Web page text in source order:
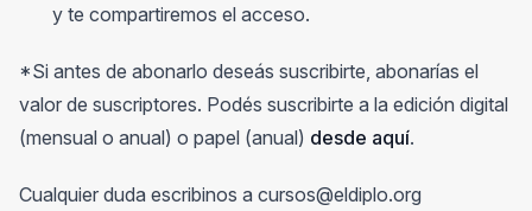
y te compartiremos el acceso.
*Si antes de abonarlo deseás suscribirte, abonarías el
valor de suscriptores. Podés suscribirte a la edición digital
(mensual o anual) o papel (anual) desde aquí.
Cualquier duda escribinos a cursos@eldiplo.org